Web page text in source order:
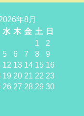
年8月
水 木 金 土
日
1
2
5 6 7 8
9
12 13 14 15 16
19 20 21 22 23
26 27 28 29 30